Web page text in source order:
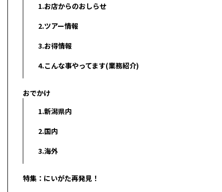
1.お店からのおしらせ
2.ツアー情報
3.お得情報
4.こんな事やってます(業務紹介)
おでかけ
1.新潟県内
2.国内
3.海外
特集：にいがた再発見！